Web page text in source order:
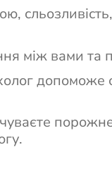
між вами та
допоможе